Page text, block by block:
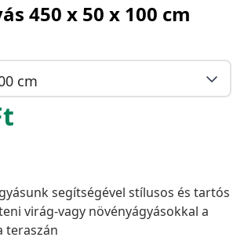
450 x 50 x 100 cm
cm
segítségével stílusos és tartós
virág-vagy növényágyásokkal a
teraszán